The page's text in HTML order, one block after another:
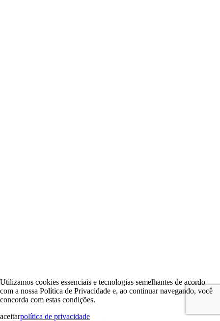
Utilizamos cookies essenciais e tecnologias semelhantes de acordo
com a nossa Política de Privacidade e, ao continuar navegando, você
concorda com estas condições.
aceitarpolítica de privacidade